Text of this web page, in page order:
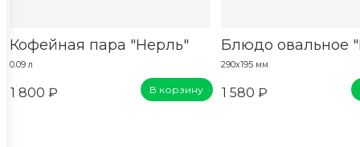
Кофейная пара "Нерль"
0.09 л
1 800 ₽ В корзину
Блюдо овальное
290х195 мм
1 580 ₽